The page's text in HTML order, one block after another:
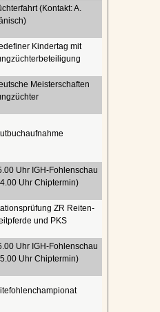
(Kontakt: A.
Kindertag mit
Meisterschaften
Uhr IGH-Fohlenschau
Uhr Chiptermin)
ZR Reiten-
und PKS
Uhr IGH-Fohlenschau
Uhr Chiptermin)